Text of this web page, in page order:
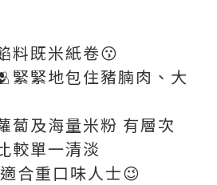
料既米紙卷😗
緊緊地包住豬腩肉、大
蔔及海量米粉 有層次
較單一清淡
合重口味人士😉